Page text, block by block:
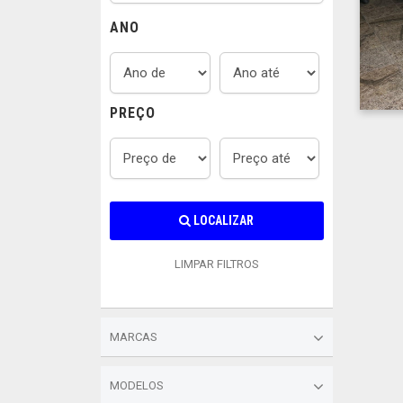
ANO
PREÇO
LOCALIZAR
LIMPAR FILTROS
MARCAS
MODELOS